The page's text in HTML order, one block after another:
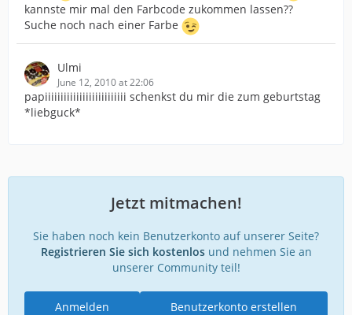
kannste mir mal den Farbcode zukommen lassen??
Suche noch nach einer Farbe
Ulmi
June 12, 2010 at 22:06
papiiiiiiiiiiiiiiiiiiiiiiiiii schenkst du mir die zum geburtstag
*liebguck*
Jetzt mitmachen!
Sie haben noch kein Benutzerkonto auf unserer Seite?
Registrieren Sie sich kostenlosund nehmen Sie an
unserer Community teil!
Benutzerkonto erstellen
Anmelden